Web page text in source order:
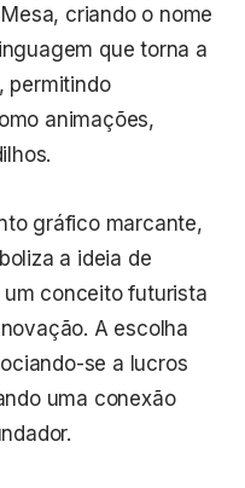
criando o nome
que torna a
permitindo
animações,
gráfico marcante,
a ideia de
conceito futurista
A escolha
se a lucros
uma conexão